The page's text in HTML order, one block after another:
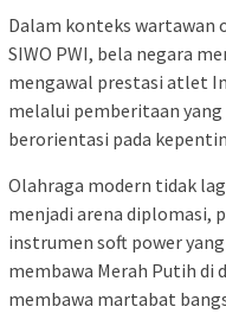
Dalam konteks wartawan
SIWO PWI, bela negara
mengawal prestasi atlet
melalui pemberitaan
berorientasi pada
Olahraga modern tidak
menjadi arena diplomasi,
instrumen soft power
membawa Merah Putih di
membawa martabat